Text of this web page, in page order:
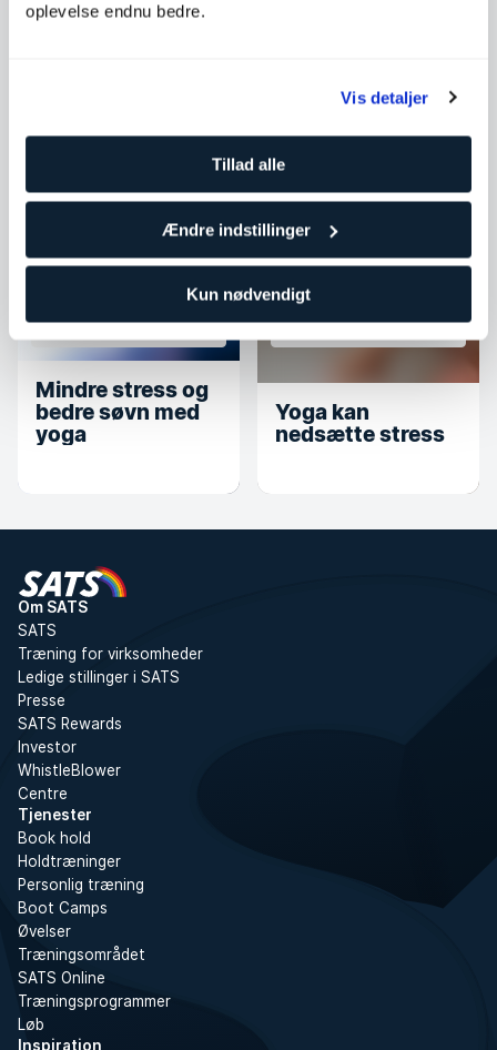
oplevelse endnu bedre.
Vis detaljer
Tillad alle
Ændre indstillinger
Kun nødvendigt
ultimative guide
træningstips
Derfor er det
fleksibilitet
Mindre stress og
bedre søvn med
yoga
Træning og
Yoga kan
nedsætte stress
Om SATS
SATS
Træning for virksomheder
Ledige stillinger i SATS
Presse
SATS Rewards
Investor
WhistleBlower
Centre
Tjenester
Book hold
Holdtræninger
Personlig træning
Boot Camps
Øvelser
Træningsområdet
SATS Online
Træningsprogrammer
Løb
Inspiration